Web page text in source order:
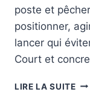
poste et
positionner,
lancer qui
Court et
LIRE LA SUITE